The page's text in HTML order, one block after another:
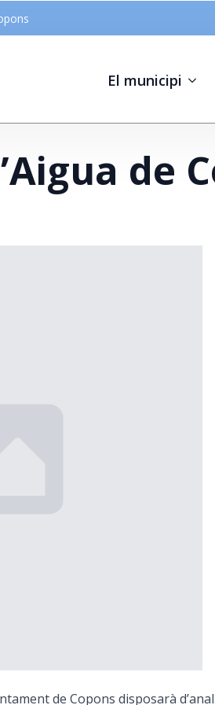
El municipi
de
de Copons disposarà